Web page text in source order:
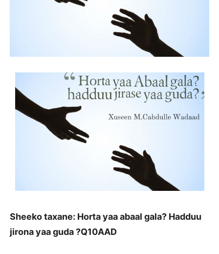
Sheeko taxane: Horta yaa abaal gala? Hadduu
jirona yaa guda ?Q10AAD